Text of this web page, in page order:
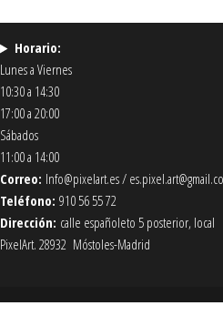
Horario:
Lunes a Viernes
10:30 a 14:30
17:00 a 20:00
Sábados
11:00 a 14:00
Correo: Info@pixelart.es /
Teléfono: 910 56 55 72
Dirección: calle españoleto 5 posterior, local
PixelArt. 28932 Móstoles-Madrid